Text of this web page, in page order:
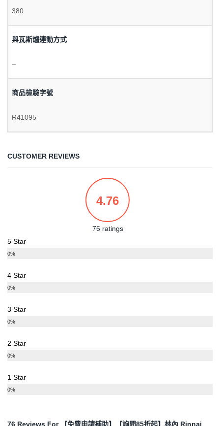
380
與瓦斯爐連動方式
–
商品檢驗字號
R41095
CUSTOMER REVIEWS
4.76
76 ratings
5 Star
0%
4 Star
0%
3 Star
0%
2 Star
0%
1 Star
0%
76 Reviews For 【免費申請補助】【詢問85折起】林內 Rinnai